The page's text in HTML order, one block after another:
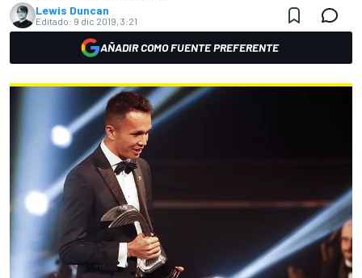
Lewis Duncan
Editado: 9 dic 2019, 3:21
AÑADIR COMO FUENTE PREFERENTE